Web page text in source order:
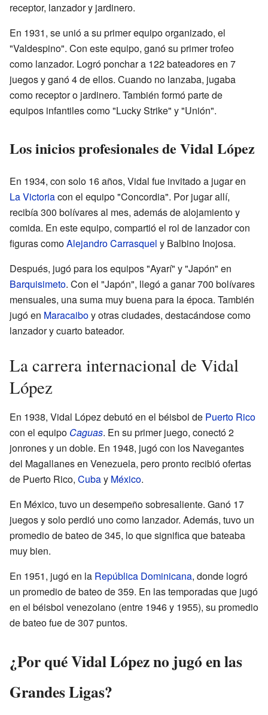
receptor, lanzador y jardinero.
En 1931, se unió a su primer equipo organizado, el
"Valdespino". Con este equipo, ganó su primer trofeo
como lanzador. Logró ponchar a 122 bateadores en 7
juegos y ganó 4 de ellos. Cuando no lanzaba, jugaba
como receptor o jardinero. También formó parte de
equipos infantiles como "Lucky Strike" y "Unión".
Los inicios profesionales de Vidal López
En 1934, con solo 16 años, Vidal fue invitado a jugar en
La Victoriacon el equipo "Concordia". Por jugar allí,
recibía 300 bolívares al mes, además de alojamiento y
comida. En este equipo, compartió el rol de lanzador con
figuras comoAlejandro Carrasquel y Balbino Inojosa.
Después, jugó para los equipos "Ayarí" y "Japón" en
Barquisimeto. Con el "Japón", llegó a ganar 700 bolívares
mensuales, una suma muy buena para la época. También
jugó en Maracaiboy otras ciudades, destacándose como
lanzador y cuarto bateador.
La carrera internacional de Vidal
López
En 1938, Vidal López debutó en el béisbol de Puerto Rico
con el equipo Caguas. En su primer juego, conectó 2
jonrones y un doble. En 1948, jugó con los Navegantes
del Magallanes en Venezuela, pero pronto recibió ofertas
de Puerto Rico, Cubay México.
En México, tuvo un desempeño sobresaliente. Ganó 17
juegos y solo perdió uno como lanzador. Además, tuvo un
promedio de bateo de 345, lo que significa que bateaba
muy bien.
En 1951, jugó en la República Dominicana, donde logró
un promedio de bateo de 359. En las temporadas que jugó
en el béisbol venezolano (entre 1946 y 1955), su promedio
de bateo fue de 307 puntos.
¿Por qué Vidal López no jugó en las
Grandes Ligas?